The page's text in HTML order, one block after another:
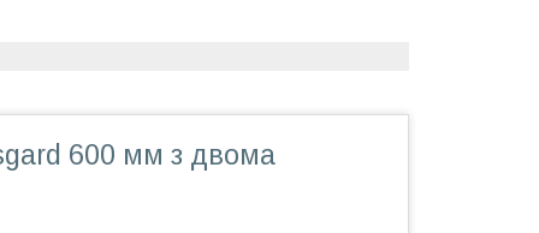
600 мм з двома